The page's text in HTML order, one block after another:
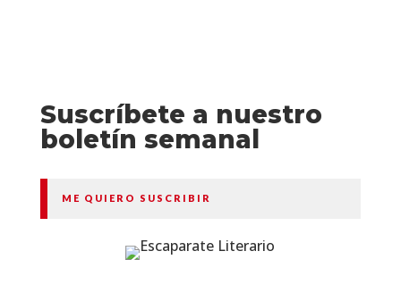
Suscríbete a nuestro
boletín semanal
ME QUIERO SUSCRIBIR